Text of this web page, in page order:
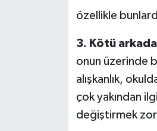
özellikle
3. Kötü
onun üzerinde
alışkanlık,
çok yakından
değiştirmek